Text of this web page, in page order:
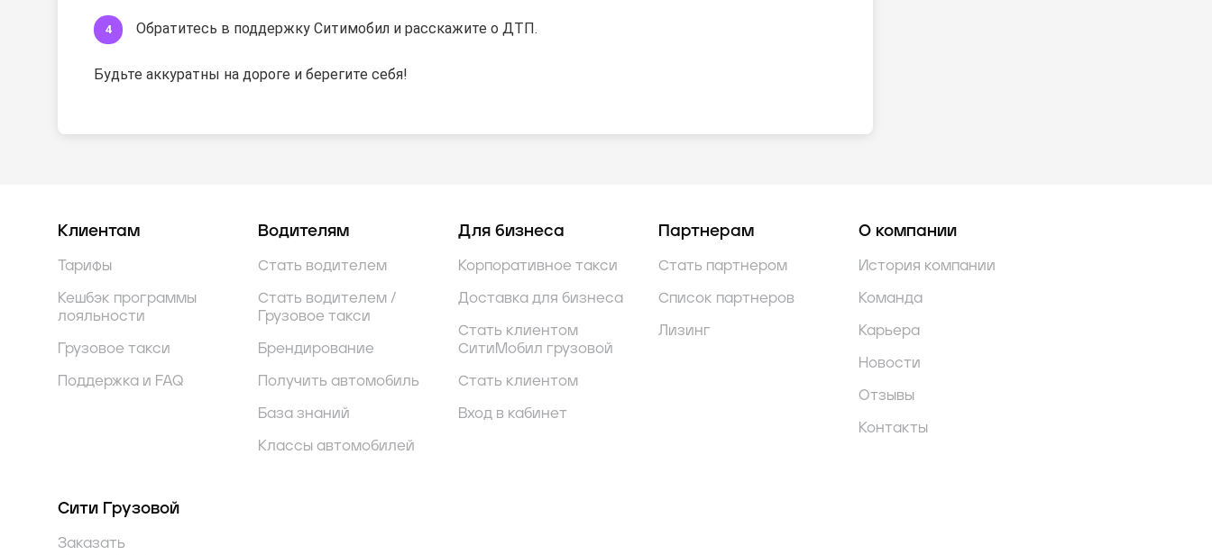
Обратитесь в поддержку Ситимобил и расскажите о ДТП.
Будьте аккуратны на дороге и берегите себя!
Клиентам
Тарифы
Кешбэк программы
лояльности
Грузовое такси
Поддержка и FAQ
Водителям
Стать водителем
Стать водителем /
Грузовое такси
Брендирование
Получить автомобиль
База знаний
Классы автомобилей
Для бизнеса
Корпоративное такси
Доставка для бизнеса
Стать клиентом
СитиМобил грузовой
Стать клиентом
Вход в кабинет
Партнерам
Стать партнером
Список партнеров
Лизинг
О компании
История компании
Команда
Карьера
Новости
Отзывы
Контакты
Сити Грузовой
Заказать